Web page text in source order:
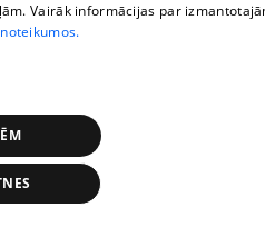
Vairāk informācijas par